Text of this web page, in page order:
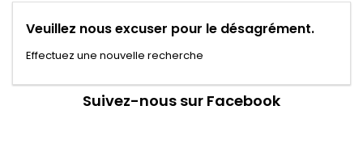
Veuillez nous excuser pour le désagrément.
Effectuez une nouvelle recherche
Suivez-nous sur Facebook